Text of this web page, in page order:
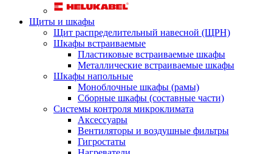
Щиты и шкафы
Щит распределительный навесной (ЩРН)
Шкафы встраиваемые
Пластиковые встраиваемые шкафы
Металлические встраиваемые шкафы
Шкафы напольные
Моноблочные шкафы (рамы)
Сборные шкафы (составные части)
Системы контроля микроклимата
Аксессуары
Вентиляторы и воздушные фильтры
Гигростаты